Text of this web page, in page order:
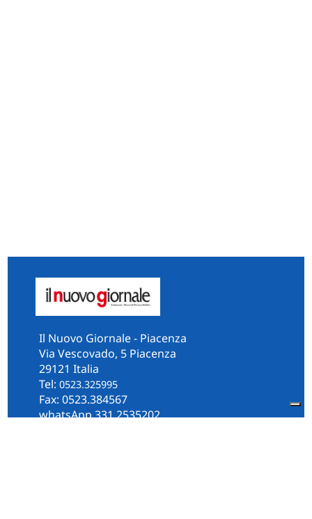
Il Nuovo Giornale - Piacenza
Via Vescovado, 5 Piacenza
29121 Italia
Tel: 0523.325995
Fax: 0523.384567
whatsApp 331.2535202